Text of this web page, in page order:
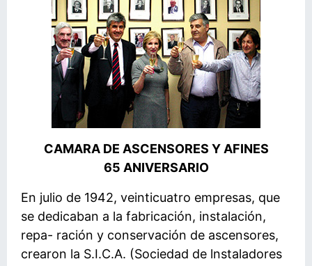
CAMARA DE ASCENSORES Y AFINES
65 ANIVERSARIO
En julio de 1942, veinticuatro empresas, que
se dedicaban a la fabricación, instalación,
repa- ración y conservación de ascensores,
crearon la S.I.C.A. (Sociedad de lnstaladores